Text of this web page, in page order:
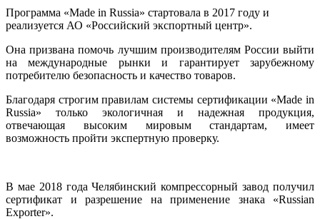
Программа «Made in Russia» стартовала в 2017 году и
реализуется АО «Российский экспортный центр».
Она призвана помочь лучшим производителям России выйти
на международные рынки и гарантирует зарубежному
потребителю безопасность и качество товаров.
Благодаря строгим правилам системы сертификации «Made in
Russia» только экологичная и надежная продукция,
отвечающая высоким мировым стандартам, имеет
возможность пройти экспертную проверку.
В мае 2018 года Челябинский компрессорный завод получил
сертификат и разрешение на применение знака «Russian
Exporter».